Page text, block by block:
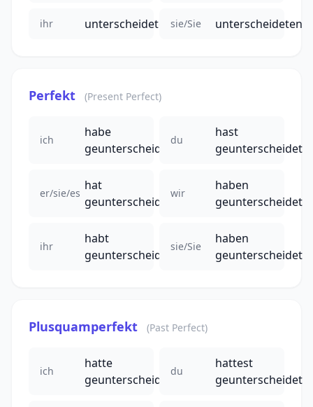
ihr unterscheidetet sie/Sie unterscheideten
Perfekt (Present Perfect)
ich
habe
geunterscheidet
du
hast
geunterscheidet
er/sie/es
hat
geunterscheidet
wir
haben
geunterscheidet
ihr
habt
geunterscheidet
sie/Sie
haben
geunterscheidet
Plusquamperfekt (Past Perfect)
ich
hatte
geunterscheidet
du
hattest
geunterscheidet